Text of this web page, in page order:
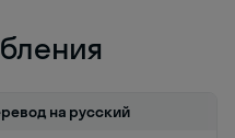
на русский